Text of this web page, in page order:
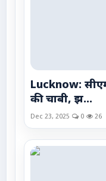
Lucknow:
की चाबी, झ...
Dec 23, 2025 0 26